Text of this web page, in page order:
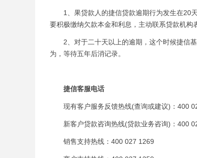
1、果贷款人的捷信贷款逾期行为发生在20天
要积极缴纳欠款本金和利息，主动联系贷款机构
2、对于二十天以上的逾期，这个时候捷信基
为，等待五年后消记录。
捷信客服电话
现有客户服务反馈热线(查询或建议)：400
新客户贷款咨询热线(贷款业务咨询)：400
销售支持热线：400 027 1269